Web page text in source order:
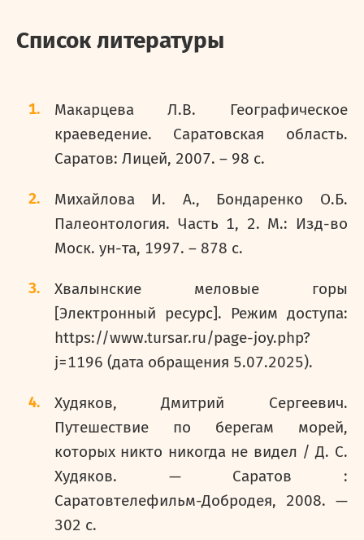
Список литературы
Макарцева Л.В. Географическое
краеведение. Саратовская область.
Саратов: Лицей, 2007. – 98 с.
Михайлова И. А., Бондаренко О.Б.
Палеонтология. Часть 1, 2. М.: Изд-во
Моск. ун-та, 1997. – 878 с.
Хвалынские меловые горы
[Электронный ресурс]. Режим доступа:
https://www.tursar.ru/page-joy.php?
j=1196 (дата обращения 5.07.2025).
Худяков, Дмитрий Сергеевич.
Путешествие по берегам морей,
которых никто никогда не видел / Д. С.
Худяков. — Саратов :
Саратовтелефильм-Добродея, 2008. —
302 с.